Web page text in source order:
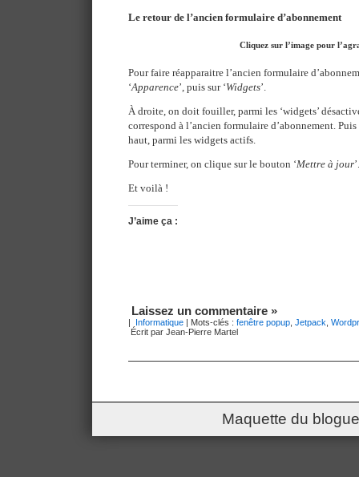
Le retour de l’ancien formulaire d’abonnement
Cliquez sur l’image pour
Pour faire réapparaitre l’ancien formulaire
‘Apparence’, puis sur ‘Widgets’.
À droite, on doit fouiller, parmi les ‘widgets’
correspond à l’ancien formulaire d’abonnement.
haut, parmi les widgets actifs.
Pour terminer, on clique sur le bouton ‘Mettre à jour’.
Et voilà !
J’aime ça :
Laissez un commentaire »
| Informatique | Mots-clés : fenêtre popup Jetpack
Écrit par Jean-Pierre Martel
Maquette du